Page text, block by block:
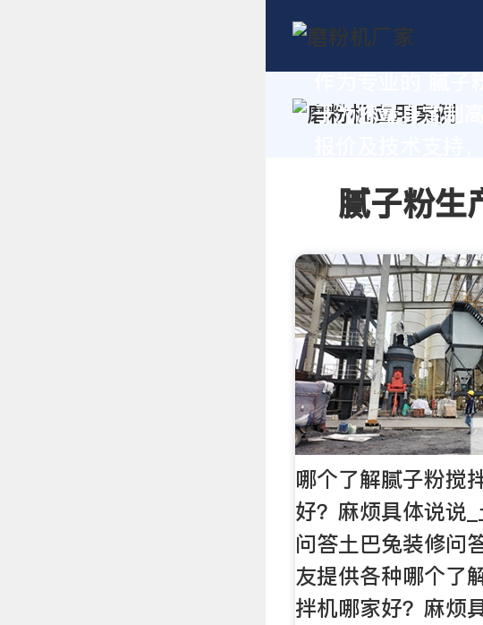
于为您量身定制
腻子粉生
哪个了解腻子粉搅
好？麻烦具体说说
问答土巴兔装修问
友提供各种哪个了
拌机哪家好？麻烦